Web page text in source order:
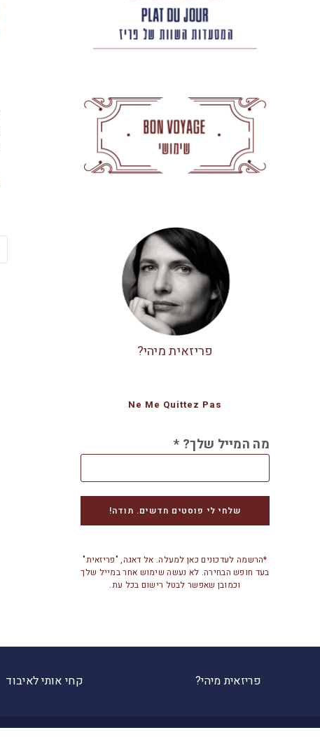
פריזאית מיהי?
Ne Me Quittez Pas
מה המייל שלך? *
*הרשמה לעדכונים כאן למעלה. אל דאגה, "פריזאית"
בעד חופש הבחירה. לא נעשה שימוש אחר במייל שלך
וכמובן שאפשר לבטל רישום בכל עת.
פריזאית מיהי? קחי אותי לאיבוד